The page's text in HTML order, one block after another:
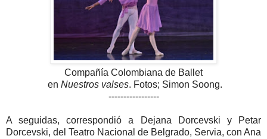
Compañía Colombiana de Ballet
en Nuestros valses. Fotos; Simon Soong.
-----------------
A seguidas, correspondió a Dejana Dorcevski y Petar
Dorcevski, del Teatro Nacional de Belgrado, Servia, con Ana